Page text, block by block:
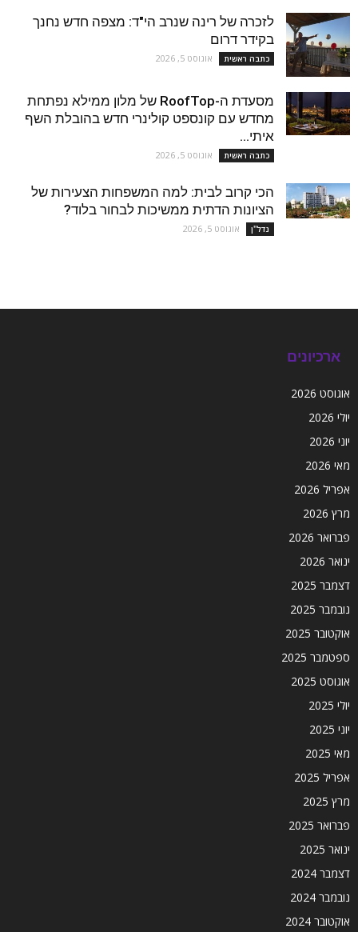
לזכרה של רינה שנרב הי"ד: מצפה חדש נחנך
בקידר דרום
כתבה ראשית אוגוסט 5, 2026
מסעדת ה-RoofTop של מלון ממילא נפתחת
מחדש עם קונספט קולינרי חדש בהובלת השף
איתי...
כתבה ראשית אוגוסט 5, 2026
הכי קרוב לבית: למה המשפחות הצעירות של
הציונות הדתית ממשיכות לבחור בלוד?
נדל''ן אוגוסט 5, 2026
ארכיונים
אוגוסט 2026
יולי 2026
יוני 2026
מאי 2026
אפריל 2026
מרץ 2026
פברואר 2026
ינואר 2026
דצמבר 2025
נובמבר 2025
אוקטובר 2025
ספטמבר 2025
אוגוסט 2025
יולי 2025
יוני 2025
מאי 2025
אפריל 2025
מרץ 2025
פברואר 2025
ינואר 2025
דצמבר 2024
נובמבר 2024
אוקטובר 2024